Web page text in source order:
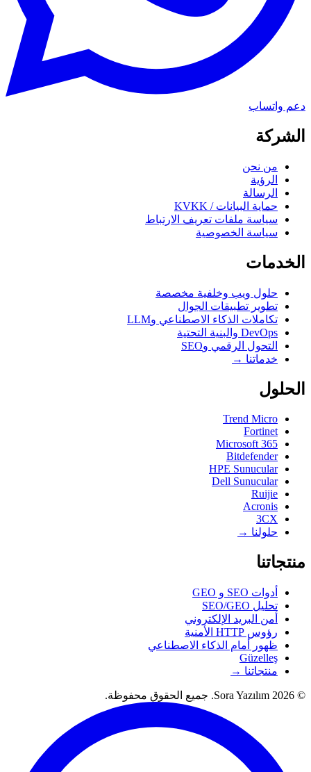
دعم واتساب
الشركة
من نحن
الرؤية
الرسالة
حماية البيانات / KVKK
سياسة ملفات تعريف الارتباط
سياسة الخصوصية
الخدمات
حلول ويب وخلفية مخصصة
تطوير تطبيقات الجوال
تكاملات الذكاء الاصطناعي وLLM
DevOps والبنية التحتية
التحول الرقمي وSEO
خدماتنا →
الحلول
Trend Micro
Fortinet
Microsoft 365
Bitdefender
HPE Sunucular
Dell Sunucular
Ruijie
Acronis
3CX
حلولنا →
منتجاتنا
أدوات SEO و GEO
تحليل SEO/GEO
أمن البريد الإلكتروني
رؤوس HTTP الأمنية
ظهور أمام الذكاء الاصطناعي
Güzelleş
منتجاتنا →
© 2026 Sora Yazılım. جميع الحقوق محفوظة.